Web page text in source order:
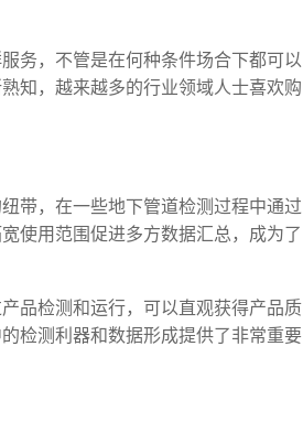
务，不管是在何种条件场合下都可以
知，越来越多的行业领域人士喜欢购
带，在一些地下管道检测过程中通过
使用范围促进多方数据汇总，成为了
品检测和运行，可以直观获得产品质
检测利器和数据形成提供了非常重要